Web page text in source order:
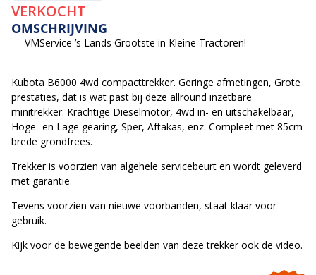
VERKOCHT
OMSCHRIJVING
— VMService ’s Lands Grootste in Kleine Tractoren! —
Kubota B6000 4wd compacttrekker. Geringe afmetingen, Grote
prestaties, dat is wat past bij deze allround inzetbare
minitrekker. Krachtige Dieselmotor, 4wd in- en uitschakelbaar,
Hoge- en Lage gearing, Sper, Aftakas, enz. Compleet met 85cm
brede grondfrees.
Trekker is voorzien van algehele servicebeurt en wordt geleverd
met garantie.
Tevens voorzien van nieuwe voorbanden, staat klaar voor
gebruik.
Kijk voor de bewegende beelden van deze trekker ook de video.